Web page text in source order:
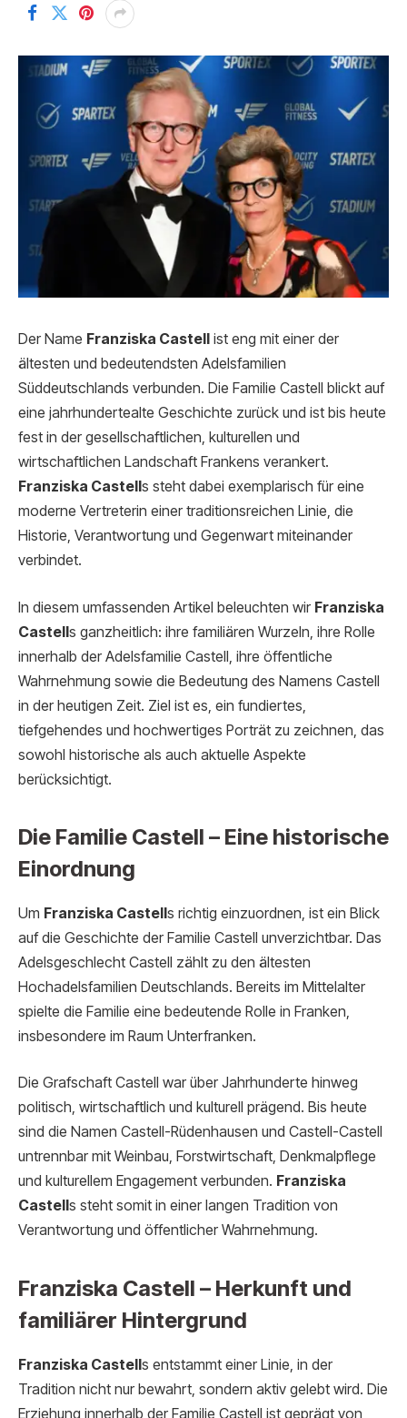
Der Name Franziska Castell
ist eng mit einer der
ältesten und bedeutendsten Adelsfamilien
Süddeutschlands verbunden. Die Familie Castell blickt auf
eine jahrhundertealte Geschichte zurück und ist bis heute
fest in der gesellschaftlichen, kulturellen und
wirtschaftlichen Landschaft Frankens verankert.
Franziska Castell s steht dabei exemplarisch für eine
moderne Vertreterin einer traditionsreichen Linie, die
Historie, Verantwortung und Gegenwart miteinander
verbindet.
In diesem umfassenden Artikel beleuchten wir Franziska
Castells ganzheitlich: ihre familiären Wurzeln, ihre Rolle
innerhalb der Adelsfamilie Castell, ihre öffentliche
Wahrnehmung sowie die Bedeutung des Namens Castell
in der heutigen Zeit. Ziel ist es, ein fundiertes,
tiefgehendes und hochwertiges Porträt zu zeichnen, das
sowohl historische als auch aktuelle Aspekte
berücksichtigt.
Die Familie Castell – Eine historische
Einordnung
Um Franziska Castells richtig einzuordnen, ist ein Blick
auf die Geschichte der Familie Castell unverzichtbar. Das
Adelsgeschlecht Castell zählt zu den ältesten
Hochadelsfamilien Deutschlands. Bereits im Mittelalter
spielte die Familie eine bedeutende Rolle in Franken,
insbesondere im Raum Unterfranken.
Die Grafschaft Castell war über Jahrhunderte hinweg
politisch, wirtschaftlich und kulturell prägend. Bis heute
sind die Namen Castell-Rüdenhausen und Castell-Castell
untrennbar mit Weinbau, Forstwirtschaft, Denkmalpflege
und kulturellem Engagement verbunden. Franziska
Castell s steht somit in einer langen Tradition von
Verantwortung und öffentlicher Wahrnehmung.
Franziska Castell – Herkunft und
familiärer Hintergrund
Franziska Castells entstammt einer Linie, in der
Tradition nicht nur bewahrt, sondern aktiv gelebt wird. Die
Erziehung innerhalb der Familie Castell ist geprägt von